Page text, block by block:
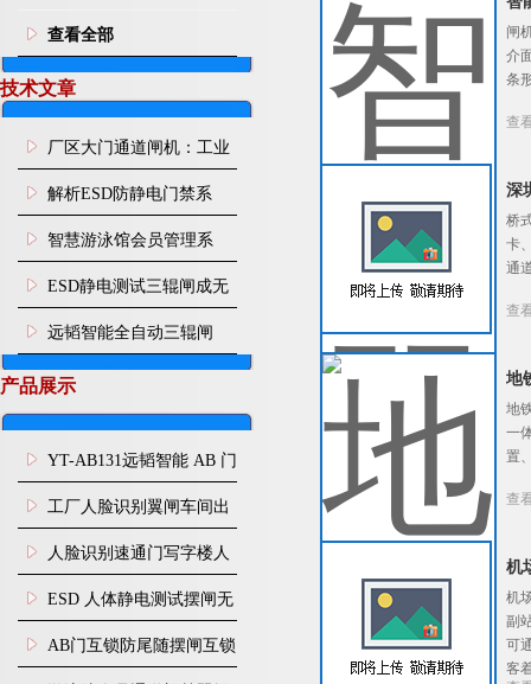
查看全部
技术文章
厂区大门通道闸机：工业
园区人车分流智能通行管
控设施
解析ESD防静电门禁系
统：从人体静电消除到通
道智能管控
智慧游泳馆会员管理系
统：刷脸入场 年月卡管
控、次卡自动扣次
ESD静电测试三辊闸成无
尘车间刚需，远韬智能一
站式管控人体静电与人员
通行
远韬智能全自动三辊闸
产品展示
YT-AB131远韬智能 AB 门
闸机双通道互锁防尾随闸
机
工厂人脸识别翼闸车间出
入口人行通道门禁
人脸识别速通门写字楼人
行通道闸门禁设备
ESD 人体静电测试摆闸无
尘车间防静电闸机
AB门互锁防尾随摆闸互锁
闸
介
条
查
深
桥
卡
通
查
地
地
一
置
查
机
机
副
可
客